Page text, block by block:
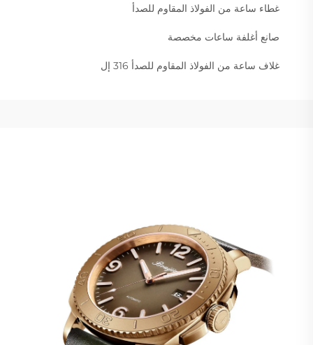
غطاء ساعة من الفولاذ المقاوم للصدأ
صانع أغلفة ساعات مخصصة
غلاف ساعة من الفولاذ المقاوم للصدأ 316 إل